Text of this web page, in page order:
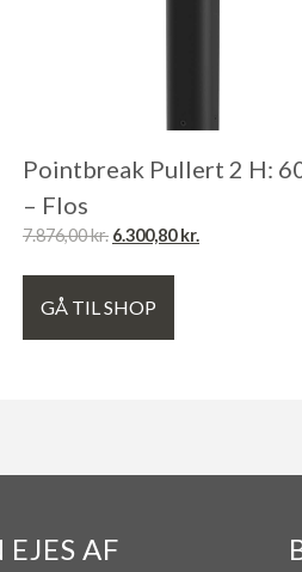
Pointbreak Pullert 2 H:
– Flos
7.876,00kr. 6.300,80kr.
GÅ TIL SHOP
AF